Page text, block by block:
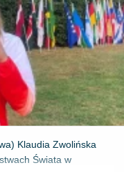
Klaudia Zwolińska
Świata w